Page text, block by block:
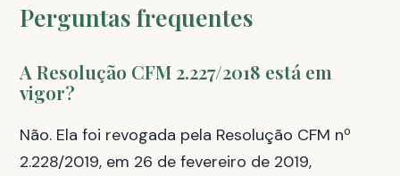
Perguntas frequentes
A Resolução CFM 2.227/2018 está em
vigor?
Não. Ela foi revogada pela Resolução CFM nº
2.228/2019, em 26 de fevereiro de 2019,